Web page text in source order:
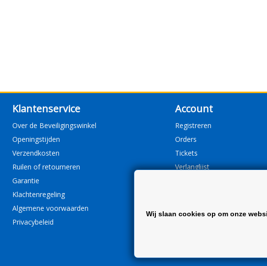
Klantenservice
Over de Beveiligingswinkel
Openingstijden
Verzendkosten
Ruilen of retourneren
Garantie
Klachtenregeling
Algemene voorwaarden
Privacybeleid
Account
Registreren
Orders
Tickets
Verlanglijst
Wij slaan cookies op om onze